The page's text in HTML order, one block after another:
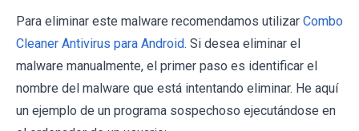
Para eliminar este malware recomendamos utilizar Combo
Cleaner Antivirus para Android. Si desea eliminar el
malware manualmente, el primer paso es identificar el
nombre del malware que está intentando eliminar. He aquí
un ejemplo de un programa sospechoso ejecutándose en